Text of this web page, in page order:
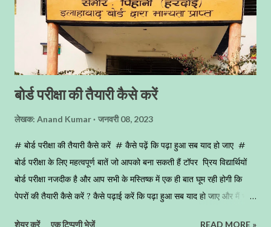
बोर्ड परीक्षा की तैयारी कैसे करें
लेखक: Anand Kumar जनवरी 08, 2023
# बोर्ड परीक्षा की तैयारी कैसे करें # कैसे पढ़ें कि पढ़ा हुआ सब याद हो जाए #
बोर्ड परीक्षा के लिए महत्वपूर्ण बातें जो आपको बना सकती हैं टॉपर प्रिय विद्यार्थियों
बोर्ड परीक्षा नजदीक है और आप सभी के मस्तिष्क में एक ही बात घूम रही होगी कि
पेपरों की तैयारी कैसे करें ? कैसे पढ़ाई करें कि पढ़ा हुआ सब याद हो जाए और मैं भूलूॅं
शेयर करें एक टिप्पणी भेजें READ MORE »